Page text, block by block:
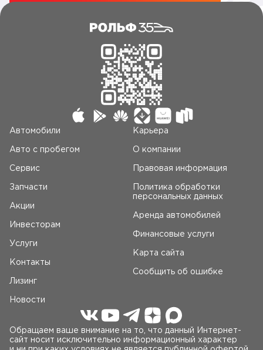
Автомобили
Авто c пробегом
Сервис
Запчасти
Акции
Инвесторам
Услуги
Контакты
Лизинг
Новости
Карьера
О компании
Правовая информация
Политика обработки
персональных данных
Аренда автомобилей
Финансовые услуги
Карта сайта
Сообщить об ошибке
Обращаем ваше внимание на то, что данный Интернет-
сайт носит исключительно информационный характер